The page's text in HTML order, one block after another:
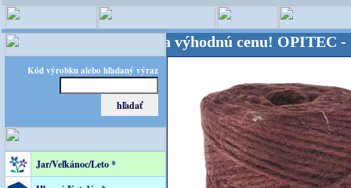
Kód výrobku alebo hľadaný výraz
Jar/Veľkánoc/Leto *
- Kvalita za výhodnú cenu! OPITEC -